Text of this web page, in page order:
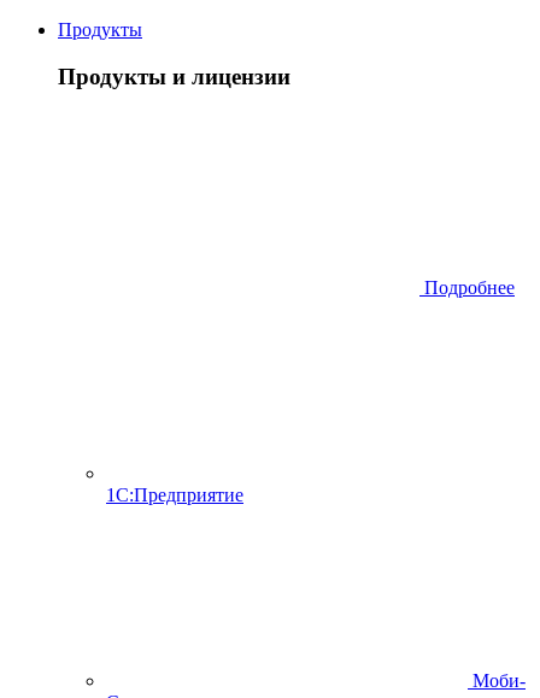
Продукты
Продукты и лицензии
Подробнее
1С:Предприятие
Моби-